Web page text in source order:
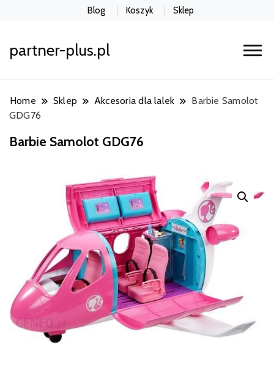
Blog Koszyk Sklep
partner-plus.pl
Home Sklep Akcesoria dla lalek
Barbie Samolot
GDG76
Barbie Samolot GDG76